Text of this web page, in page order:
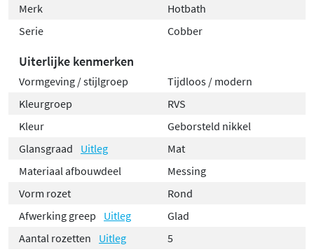
Merk
Hotbath
Serie
Cobber
Uiterlijke kenmerken
Vormgeving / stijlgroep
Tijdloos / modern
Kleurgroep
RVS
Kleur
Geborsteld nikkel
Glansgraad
Uitleg
Mat
Materiaal afbouwdeel
Messing
Vorm rozet
Rond
Afwerking greep
Uitleg
Glad
Aantal rozetten
Uitleg
5